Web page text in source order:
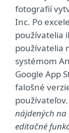
fotografií
Inc. Po
používatelia
používatelia
systémom
Google App
falošné
používateľov.
nájdených na
editačné